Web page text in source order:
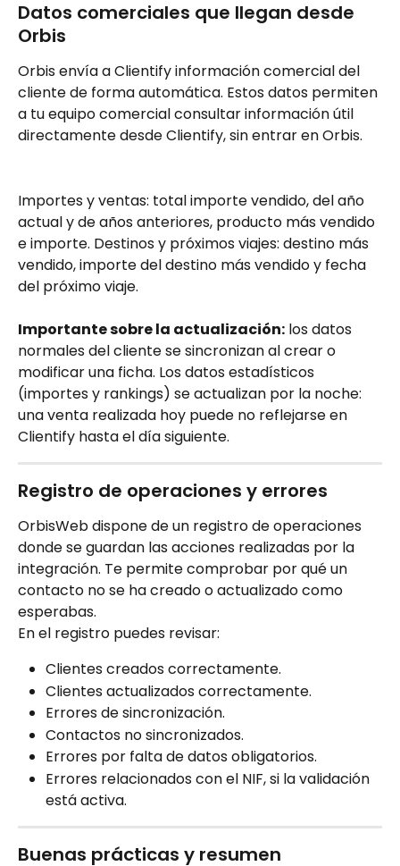
Datos comerciales que llegan desde
Orbis
Orbis envía a Clientify información comercial del
cliente de forma automática. Estos datos permiten
a tu equipo comercial consultar información útil
directamente desde Clientify, sin entrar en Orbis.
Importes y ventas: total importe vendido, del año
actual y de años anteriores, producto más vendido
e importe. Destinos y próximos viajes: destino más
vendido, importe del destino más vendido y fecha
del próximo viaje.
Importante sobre la actualización: los datos
normales del cliente se sincronizan al crear o
modificar una ficha. Los datos estadísticos
(importes y rankings) se actualizan por la noche:
una venta realizada hoy puede no reflejarse en
Clientify hasta el día siguiente.
Registro de operaciones y errores
OrbisWeb dispone de un registro de operaciones
donde se guardan las acciones realizadas por la
integración. Te permite comprobar por qué un
contacto no se ha creado o actualizado como
esperabas.
En el registro puedes revisar:
Clientes creados correctamente.
Clientes actualizados correctamente.
Errores de sincronización.
Contactos no sincronizados.
Errores por falta de datos obligatorios.
Errores relacionados con el NIF, si la validación
está activa.
Buenas prácticas y resumen